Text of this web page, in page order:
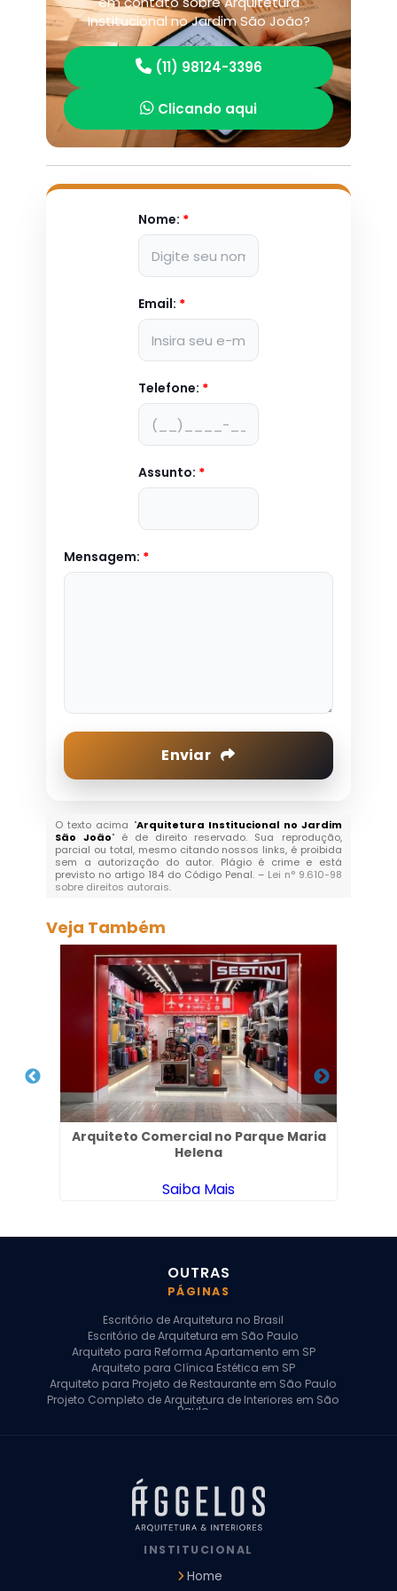
Institucional no Jardim São João?
(11) 98124-3396
Clicando aqui
Nome: *
Email: *
Telefone: *
Assunto: *
Mensagem: *
Enviar
O texto acima "Arquitetura Institucional no Jardim
São João" é de direito reservado. Sua reprodução,
parcial ou total, mesmo citando nossos links, é proibida
sem a autorização do autor. Plágio é crime e está
previsto no artigo 184 do Código Penal. – Lei n° 9.610-98
sobre direitos autorais.
Veja Também
Arquiteto Comercial no Parque Maria
Helena
Saiba Mais
OUTRAS
PÁGINAS
Escritório de Arquitetura no Brasil
Escritório de Arquitetura em São Paulo
Arquiteto para Reforma Apartamento em SP
Arquiteto para Clínica Estética em SP
Arquiteto para Projeto de Restaurante em São Paulo
Projeto Completo de Arquitetura de Interiores em São
Paulo
Arquiteto para Projeto Comercial em São Paulo
Arquiteto Comercial
Arquiteto para Reforma de Apartamento
Arquiteto para Reforma Residencial
Arquitetura para Reforma de Casas
Design de Interiores Apartamentos
INSTITUCIONAL
Home